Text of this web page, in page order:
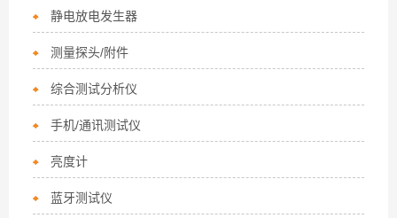
静电放电发生器
测量探头/附件
综合测试分析仪
手机/通讯测试仪
亮度计
蓝牙测试仪